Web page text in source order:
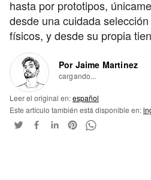
hasta por prototipos,
desde una cuidada
físicos, y desde su propia
Por Jaime Martinez
cargando...
Leer el original en:español
Este artículo también está disponible en: